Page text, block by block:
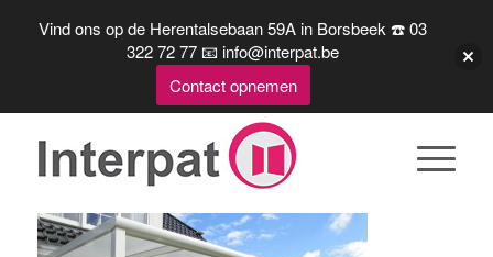
Vind ons op de Herentalsebaan 59A in Borsbeek ☎️ 03
322 72 77 📧 info@interpat.be
Contact opnemen